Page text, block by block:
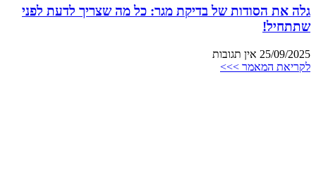
גלה את הסודות של בדיקת מגר: כל מה שצריך לדעת לפני
שתתחיל!
25/09/2025 אין תגובות
לקריאת המאמר >>>